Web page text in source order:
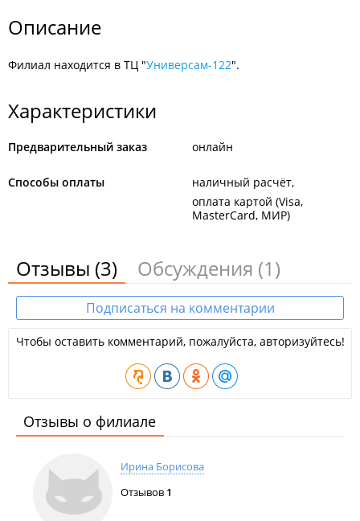
Описание
Филиал находится в ТЦ "Универсам-122".
Характеристики
Предварительный заказ онлайн
Способы оплаты
наличный расчёт
оплата картой (Visa,
MasterCard, МИР)
Отзывы (3) Обсуждения (1)
Подписаться на комментарии
Чтобы оставить комментарий, пожалуйста, авторизуйтесь!
Отзывы о филиале
Ирина Борисова
Отзывов 1